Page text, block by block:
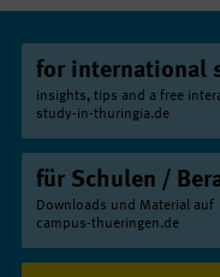
for international
insights, tips and a free
study-in-thuringia.de
für Schulen /
Downloads und Material auf
campus-thueringen.de